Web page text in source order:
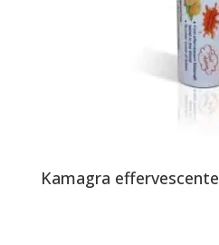
Kamagra effervescente